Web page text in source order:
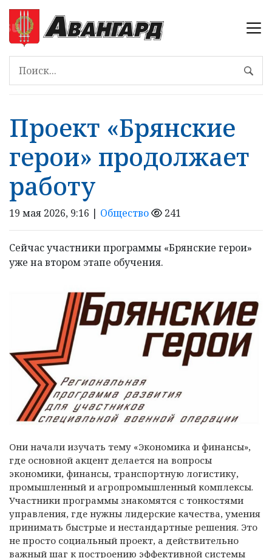
Проект «Брянские
герои» продолжает
работу
19 мая 2026, 9:16 | Общество 241
Сейчас участники программы «Брянские герои»
уже на втором этапе обучения.
Они начали изучать тему «Экономика и финансы»,
где основной акцент делается на вопросы
экономики, финансы, транспортную логистику,
промышленный и агропромышленный комплексы.
Участники программы знакомятся с тонкостями
управления, где нужны лидерские качества, умения
принимать быстрые и нестандартные решения. Это
не просто социальный проект, а действительно
важный шаг к построению эффективной системы